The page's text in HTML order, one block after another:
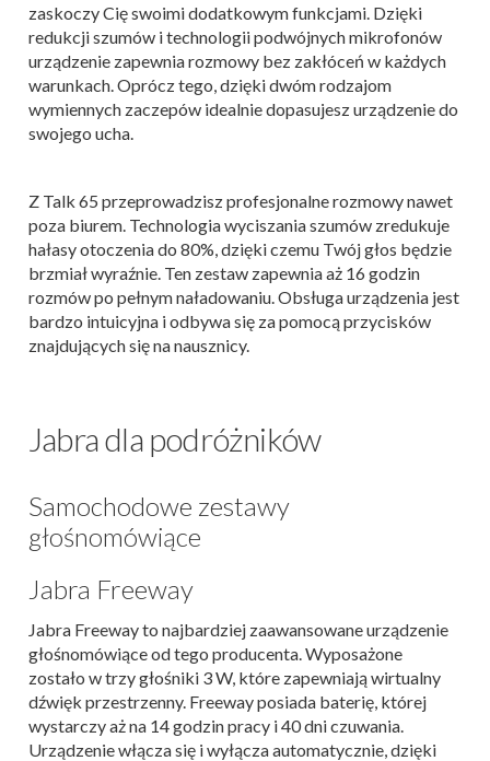
zaskoczy Cię swoimi dodatkowym funkcjami. Dzięki
redukcji szumów i technologii podwójnych mikrofonów
urządzenie zapewnia rozmowy bez zakłóceń w każdych
warunkach. Oprócz tego, dzięki dwóm rodzajom
wymiennych zaczepów idealnie dopasujesz urządzenie do
swojego ucha.
Z Talk 65 przeprowadzisz profesjonalne rozmowy nawet
poza biurem. Technologia wyciszania szumów zredukuje
hałasy otoczenia do 80%, dzięki czemu Twój głos będzie
brzmiał wyraźnie. Ten zestaw zapewnia aż 16 godzin
rozmów po pełnym naładowaniu. Obsługa urządzenia jest
bardzo intuicyjna i odbywa się za pomocą przycisków
znajdujących się na nausznicy.
Jabra dla podróżników
Samochodowe zestawy
głośnomówiące
Jabra Freeway
Jabra Freeway to najbardziej zaawansowane urządzenie
głośnomówiące od tego producenta. Wyposażone
zostało w trzy głośniki 3 W, które zapewniają wirtualny
dźwięk przestrzenny. Freeway posiada baterię, której
wystarczy aż na 14 godzin pracy i 40 dni czuwania.
Urządzenie włącza się i wyłącza automatycznie, dzięki